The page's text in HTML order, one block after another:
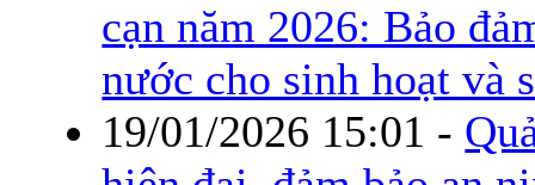
cạn năm 2026: Bảo
nước cho sinh hoạt và
19/01/2026 15:01 -